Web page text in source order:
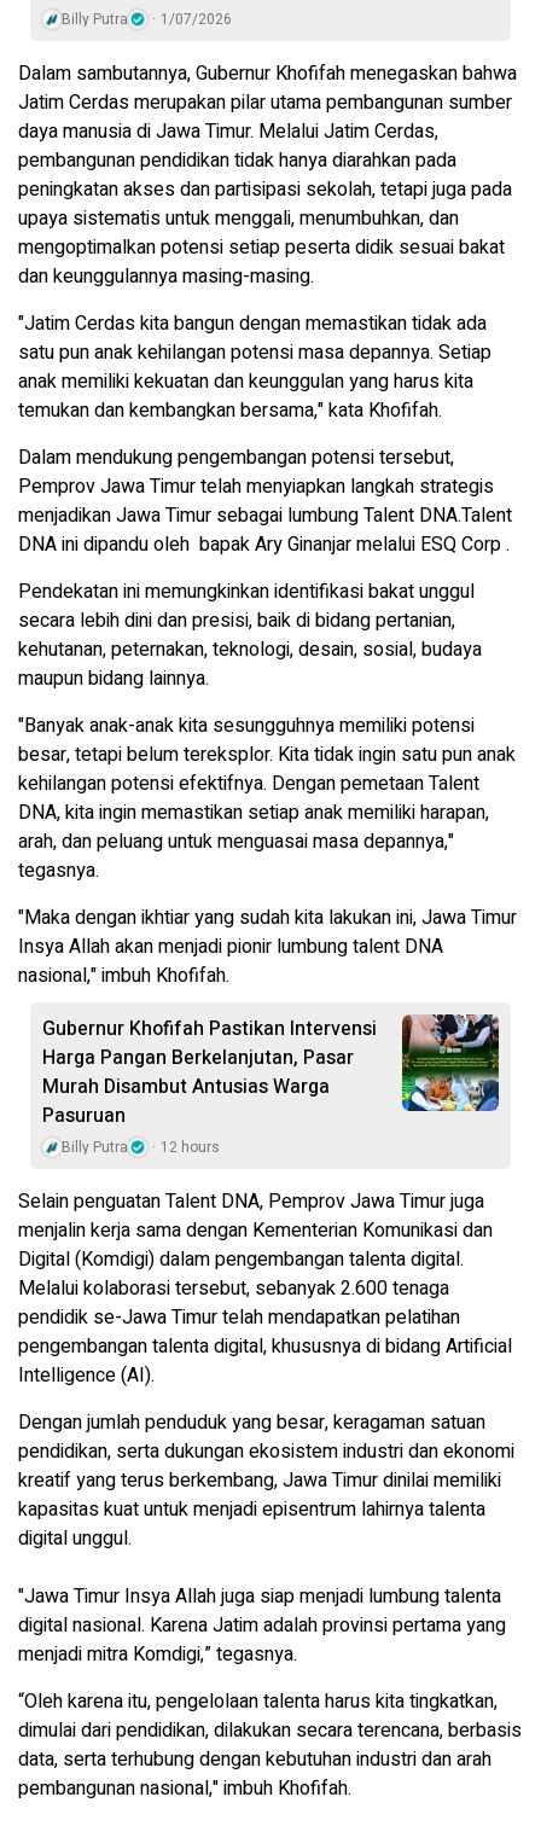
Billy Putra 1/07/2026
Dalam sambutannya, Gubernur Khofifah menegaskan bahwa
Jatim Cerdas merupakan pilar utama pembangunan sumber
daya manusia di Jawa Timur. Melalui Jatim Cerdas,
pembangunan pendidikan tidak hanya diarahkan pada
peningkatan akses dan partisipasi sekolah, tetapi juga pada
upaya sistematis untuk menggali, menumbuhkan, dan
mengoptimalkan potensi setiap peserta didik sesuai bakat
dan keunggulannya masing-masing.
"Jatim Cerdas kita bangun dengan memastikan tidak ada
satu pun anak kehilangan potensi masa depannya. Setiap
anak memiliki kekuatan dan keunggulan yang harus kita
temukan dan kembangkan bersama," kata Khofifah.
Dalam mendukung pengembangan potensi tersebut,
Pemprov Jawa Timur telah menyiapkan langkah strategis
menjadikan Jawa Timur sebagai lumbung Talent DNA.Talent
DNA ini dipandu oleh bapak Ary Ginanjar melalui ESQ Corp .
Pendekatan ini memungkinkan identifikasi bakat unggul
secara lebih dini dan presisi, baik di bidang pertanian,
kehutanan, peternakan, teknologi, desain, sosial, budaya
maupun bidang lainnya.
"Banyak anak-anak kita sesungguhnya memiliki potensi
besar, tetapi belum tereksplor. Kita tidak ingin satu pun anak
kehilangan potensi efektifnya. Dengan pemetaan Talent
DNA, kita ingin memastikan setiap anak memiliki harapan,
arah, dan peluang untuk menguasai masa depannya,"
tegasnya.
"Maka dengan ikhtiar yang sudah kita lakukan ini, Jawa Timur
Insya Allah akan menjadi pionir lumbung talent DNA
nasional," imbuh Khofifah.
Gubernur Khofifah Pastikan Intervensi
Harga Pangan Berkelanjutan, Pasar
Murah Disambut Antusias Warga
Pasuruan
Billy Putra 12 hours
Selain penguatan Talent DNA, Pemprov Jawa Timur juga
menjalin kerja sama dengan Kementerian Komunikasi dan
Digital (Komdigi) dalam pengembangan talenta digital.
Melalui kolaborasi tersebut, sebanyak 2.600 tenaga
pendidik se-Jawa Timur telah mendapatkan pelatihan
pengembangan talenta digital, khususnya di bidang Artificial
Intelligence (AI).
Dengan jumlah penduduk yang besar, keragaman satuan
pendidikan, serta dukungan ekosistem industri dan ekonomi
kreatif yang terus berkembang, Jawa Timur dinilai memiliki
kapasitas kuat untuk menjadi episentrum lahirnya talenta
digital unggul.
"Jawa Timur Insya Allah juga siap menjadi lumbung talenta
digital nasional. Karena Jatim adalah provinsi pertama yang
menjadi mitra Komdigi,” tegasnya.
“Oleh karena itu, pengelolaan talenta harus kita tingkatkan,
dimulai dari pendidikan, dilakukan secara terencana, berbasis
data, serta terhubung dengan kebutuhan industri dan arah
pembangunan nasional," imbuh Khofifah.